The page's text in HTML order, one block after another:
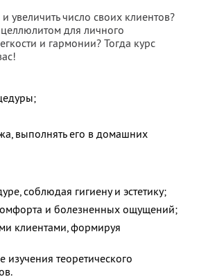
увеличить число своих клиентов?
для личного
и гармонии? Тогда курс
выполнять его в домашних
соблюдая гигиену и эстетику;
и болезненных ощущений;
клиентами, формируя
изучения теоретического